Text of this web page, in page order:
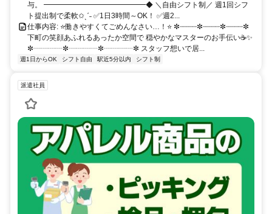
東区・中央区・墨田区・江戸川区方面はもちろん、 東京駅・日本橋
駅・大手町駅方面からも 電車でスムーズに通勤できます◎
与。 ━━━━━━━━━━━━━━◆ ＼自由シフト制／ 週1回シフ
ト提出制で柔軟✩ˎˊ˗ ✅1日3時間～OK！ ✅週2...
仕事内容: ⭐働きやすくてごめんなさい…！⭐ ✼┈┈┈┈✼┈┈┈┈✼┈┈┈┈✼
下町の笑顔あふれるあったか空間で 穏やかなマスターのお手伝い☕✨
✼┈┈┈┈✼┈┈┈┈✼┈┈┈┈✼ スタッフ想いで居...
週1日からOK シフト自由 駅近5分以内 シフト制
派遣社員